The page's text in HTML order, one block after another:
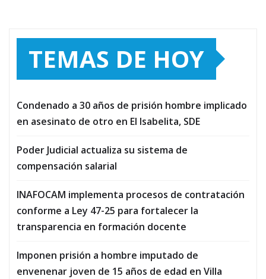
TEMAS DE HOY
Condenado a 30 años de prisión hombre implicado
en asesinato de otro en El Isabelita, SDE
Poder Judicial actualiza su sistema de
compensación salarial
INAFOCAM implementa procesos de contratación
conforme a Ley 47-25 para fortalecer la
transparencia en formación docente
Imponen prisión a hombre imputado de
envenenar joven de 15 años de edad en Villa